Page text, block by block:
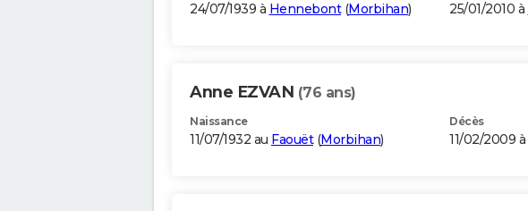
24/07/1939 à Hennebont(Morbihan) 25/01/2010 à
Anne EZVAN (76 ans)
Naissance
11/07/1932 au Faouët(Morbihan)
Décès
11/02/2009 à